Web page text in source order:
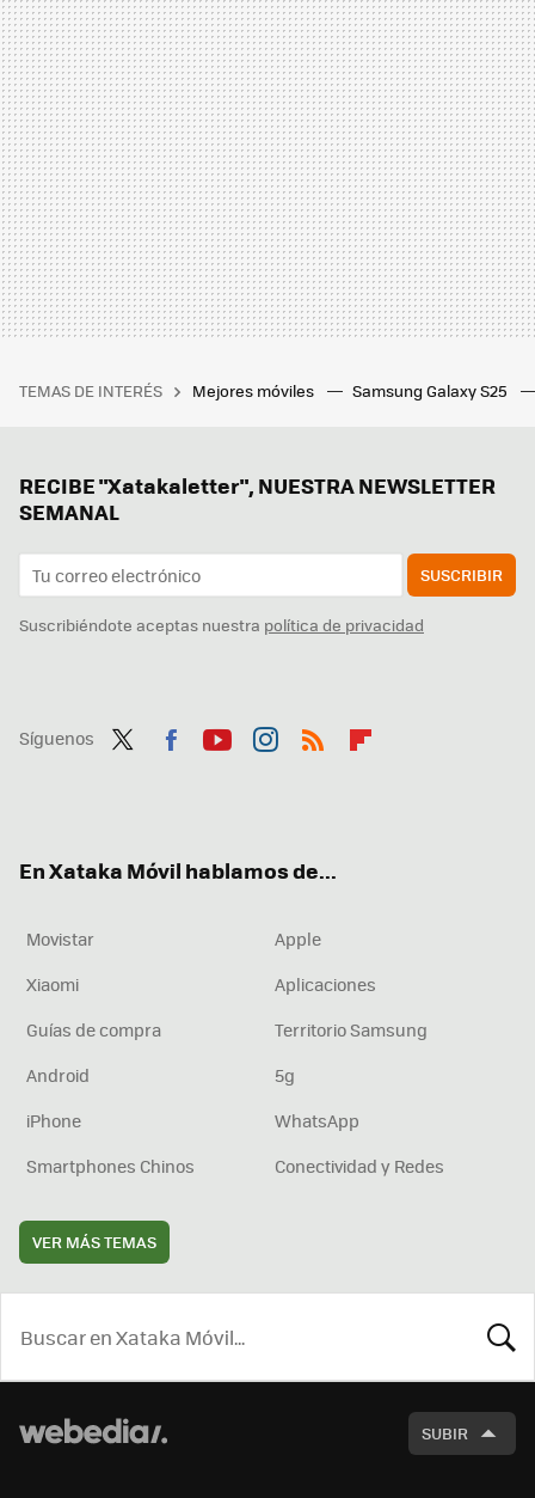
TEMAS DE INTERÉS Mejores móviles Samsung Galaxy S25
RECIBE "Xatakaletter", NUESTRA NEWSLETTER
SEMANAL
SUSCRIBIR
Suscribiéndote aceptas nuestra política de privacidad
Síguenos
En Xataka Móvil hablamos de...
Movistar
Apple
Xiaomi
Aplicaciones
Guías de compra
Territorio Samsung
Android
5g
iPhone
WhatsApp
Smartphones Chinos
Conectividad y Redes
VER MÁS TEMAS
SUBIR